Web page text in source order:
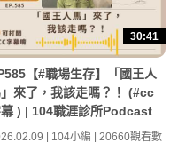
30:41
【#職場生存】「國王人
來了，我該走嗎？！ (#cc
) | 104職涯診所Podcast
| 104小編 | 20660觀看數